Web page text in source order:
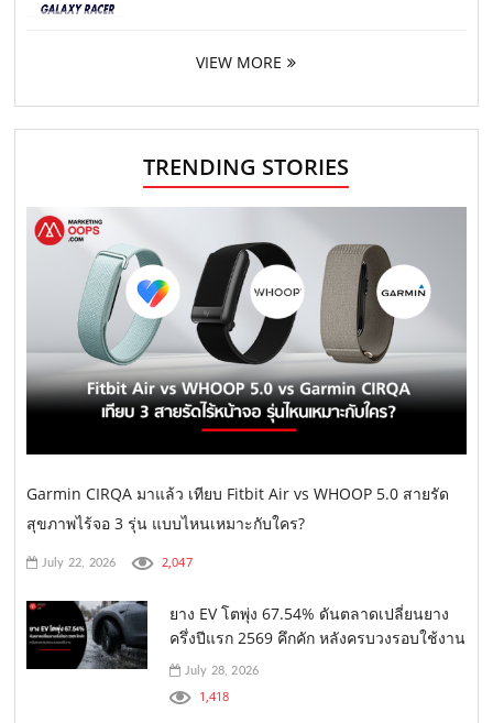
VIEW MORE
TRENDING STORIES
Garmin CIRQA มาแล้ว เทียบ Fitbit Air vs WHOOP 5.0 สายรัด
สุขภาพไร้จอ 3 รุ่น แบบไหนเหมาะกับใคร?
July 22, 2026 2,047
ยาง EV โตพุ่ง 67.54% ดันตลาดเปลี่ยนยาง
ครึ่งปีแรก 2569 คึกคัก หลังครบวงรอบใช้งาน
July 28, 2026
1,418